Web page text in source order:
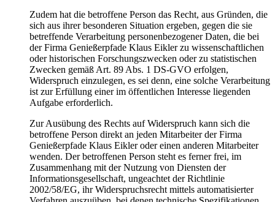
Zudem hat die betroffene Person das Recht, aus Gründen, die
sich aus ihrer besonderen Situation ergeben, gegen die sie
betreffende Verarbeitung personenbezogener Daten, die bei
der Firma Genießerpfade Klaus Eikler zu wissenschaftlichen
oder historischen Forschungszwecken oder zu statistischen
Zwecken gemäß Art. 89 Abs. 1 DS-GVO erfolgen,
Widerspruch einzulegen, es sei denn, eine solche Verarbeitung
ist zur Erfüllung einer im öffentlichen Interesse liegenden
Aufgabe erforderlich.
Zur Ausübung des Rechts auf Widerspruch kann sich die
betroffene Person direkt an jeden Mitarbeiter der Firma
Genießerpfade Klaus Eikler oder einen anderen Mitarbeiter
wenden. Der betroffenen Person steht es ferner frei, im
Zusammenhang mit der Nutzung von Diensten der
Informationsgesellschaft, ungeachtet der Richtlinie
2002/58/EG, ihr Widerspruchsrecht mittels automatisierter